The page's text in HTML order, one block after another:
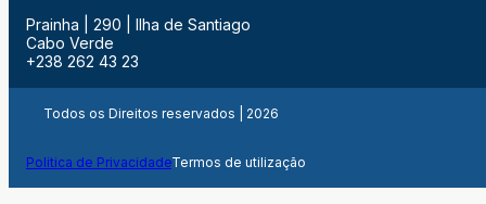
Prainha | 290 | Ilha de Santiago
Cabo Verde
+238 262 43 23
Todos os Direitos reservados | 2026
Politica de PrivacidadeTermos de utilização